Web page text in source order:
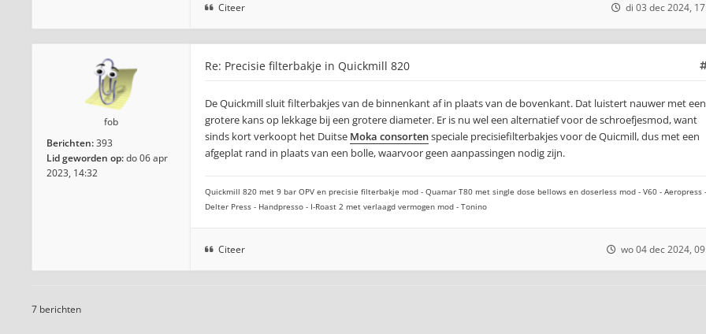
Citeer di 03 dec 2024,
fob
Berichten:393
Lid geworden op:do 06 apr
2023, 14:32
Re: Precisie filterbakje in Quickmill 820
De Quickmill sluit filterbakjes van de binnenkant af in plaats van de bovenkant. Dat luistert nauwer met een
grotere kans op lekkage bij een grotere diameter. Er is nu wel een alternatief voor de schroefjesmod, want
sinds kort verkoopt het Duitse Moka consortenspeciale precisiefilterbakjes voor de Quicmill, dus met een
afgeplat rand in plaats van een bolle, waarvoor geen aanpassingen nodig zijn.
Quickmill 820 met 9 bar OPV en precisie filterbakje mod - Quamar T80 met single dose bellows en doserless mod - V60 - Aeropress -
Delter Press - Handpresso - I-Roast 2 met verlaagd vermogen mod - Tonino
Citeer wo 04 dec 2024,
7 berichten